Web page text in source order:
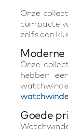
Onze
compacte
zelfs een
Onze
hebben
Goede